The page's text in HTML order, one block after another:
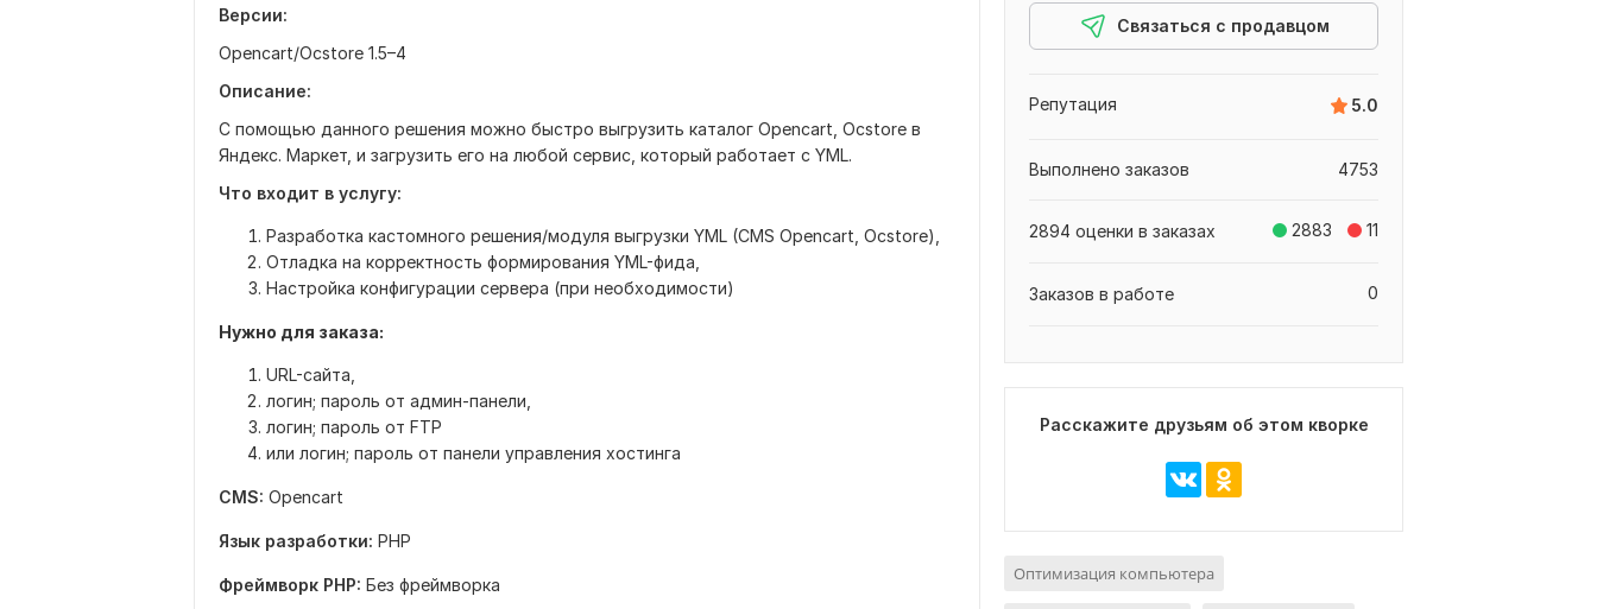
Версии:
Opencart/Ocstore 1.5–4
Описание:
С помощью данного решения можно быстро выгрузить каталог Opencart, Ocstore в
Яндекс. Маркет, и загрузить его на любой сервис, который работает с YML.
Что входит в услугу:
Разработка кастомного решения/модуля выгрузки YML (CMS Opencart, Ocstore),
Отладка на корректность формирования YML-фида,
Настройка конфигурации сервера (при необходимости)
Нужно для заказа:
URL-сайта,
логин; пароль от админ-панели,
логин; пароль от FTP
или логин; пароль от панели управления хостинга
CMS: Opencart
Язык разработки: PHP
Фреймворк PHP: Без фреймворка
Связаться с продавцом
5.0
Репутация
4753
Выполнено заказов
2883 11
2894 оценки в заказах
0
Заказов в работе
Расскажите друзьям об этом кворке
Оптимизация компьютера